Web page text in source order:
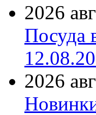
2026
Посуда
2026